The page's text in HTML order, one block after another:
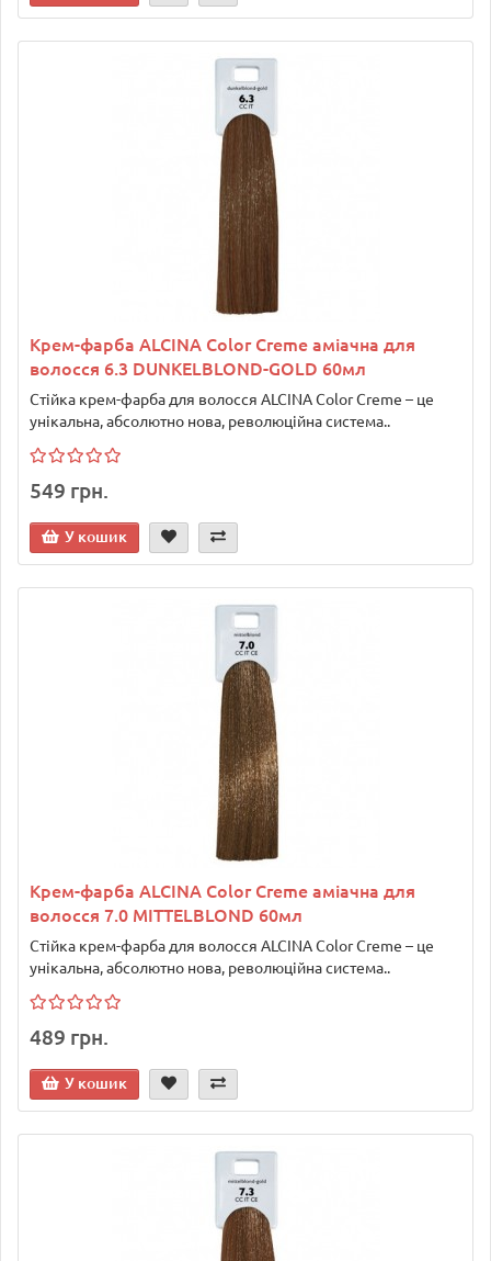
Крем-фарба ALCINA Color Creme аміачна для
волосся 6.3 DUNKELBLOND-GOLD 60мл
Стійка крем-фарба для волосся ALCINA Color Creme – це
унікальна, абсолютно нова, революційна система..
549 грн.
У кошик
Крем-фарба ALCINA Color Creme аміачна для
волосся 7.0 MITTELBLOND 60мл
Стійка крем-фарба для волосся ALCINA Color Creme – це
унікальна, абсолютно нова, революційна система..
489 грн.
У кошик